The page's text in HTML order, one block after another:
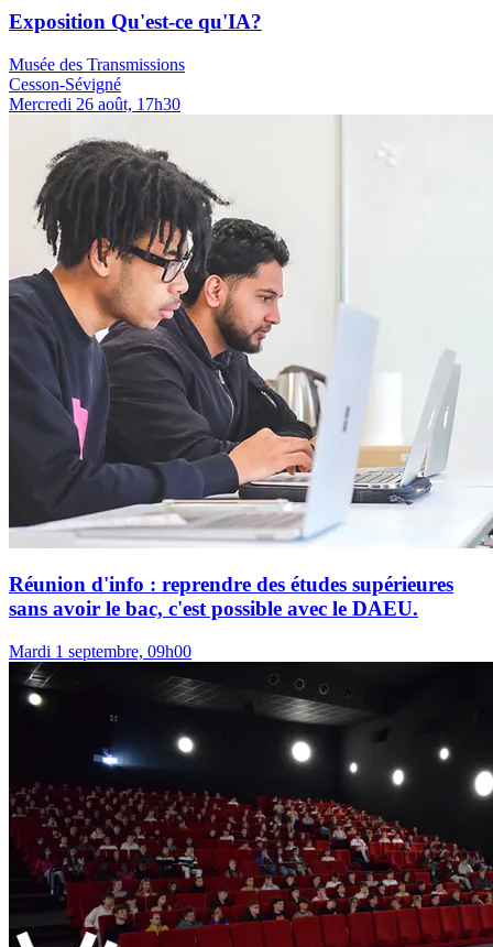
Exposition Qu'est-ce qu'IA?
Musée des Transmissions
Cesson-Sévigné
Mercredi 26 août, 17h30
Réunion d'info : reprendre des études supérieures
sans avoir le bac, c'est possible avec le DAEU.
Mardi 1 septembre, 09h00